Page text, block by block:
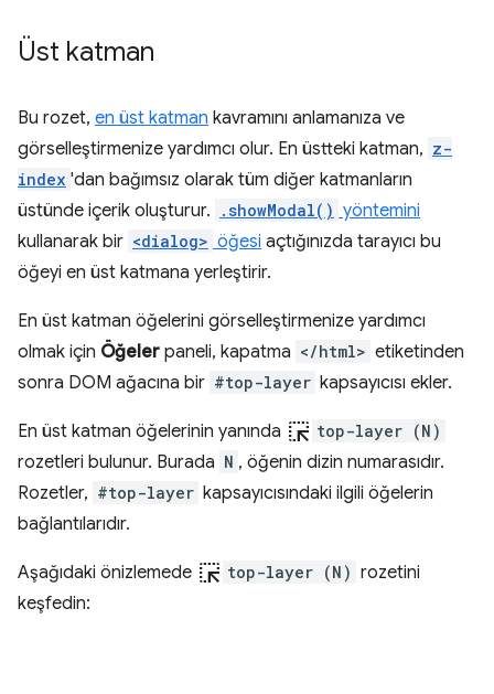
Üst katman
Bu rozet, en üst katman kavramını anlamanıza ve
görselleştirmenize yardımcı olur. En üstteki katman, z-
index 'dan bağımsız olarak tüm diğer katmanların
üstünde içerik oluşturur.
.showModal() yöntemini
kullanarak bir <dialog> öğesi açtığınızda tarayıcı bu
öğeyi en üst katmana yerleştirir.
En üst katman öğelerini görselleştirmenize yardımcı
olmak için Öğeler paneli, kapatma </html> etiketinden
sonra DOM ağacına bir #top-layer kapsayıcısı ekler.
En üst katman öğelerinin yanında ink_selection top-layer (N)
rozetleri bulunur. Burada N , öğenin dizin numarasıdır.
Rozetler, #top-layer kapsayıcısındaki ilgili öğelerin
bağlantılarıdır.
Aşağıdaki önizlemede ink_selection top-layer (N) rozetini
keşfedin: